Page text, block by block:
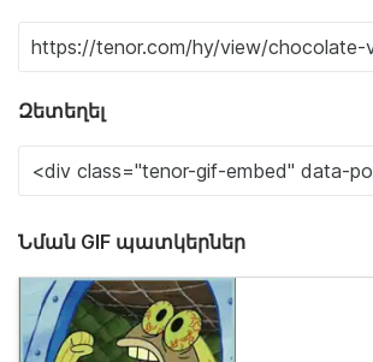
Զետեղել
Նման GIF պատկերներ